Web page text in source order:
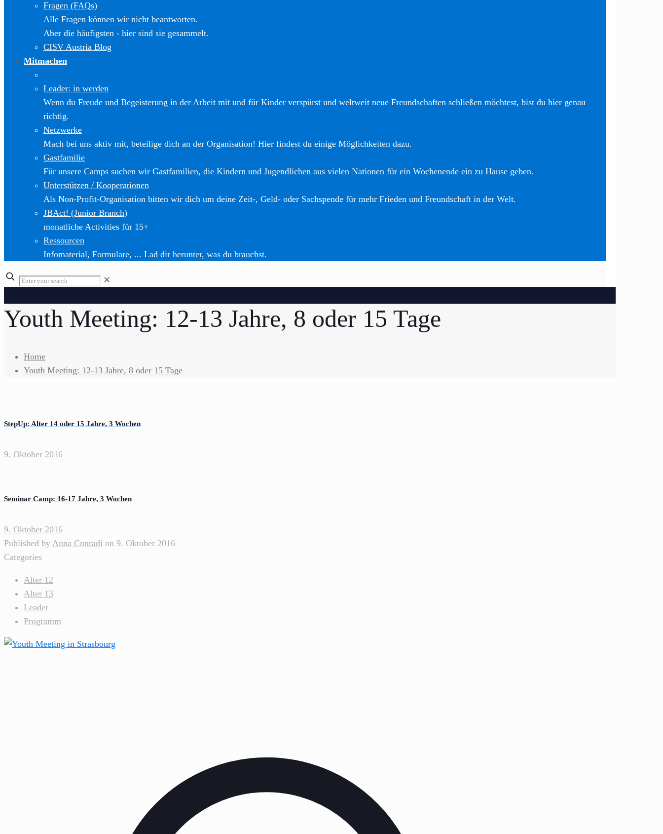
Fragen (FAQs)
Alle Fragen können wir nicht beantworten.
Aber die häufigsten - hier sind sie gesammelt.
CISV Austria Blog
Mitmachen
Leader: in werden
Wenn du Freude und Begeisterung in der Arbeit mit und für Kinder verspürst und weltweit neue Freundschaften schließen möchtest, bist du hier genau
richtig.
Netzwerke
Mach bei uns aktiv mit, beteilige dich an der Organisation! Hier findest du einige Möglichkeiten dazu.
Gastfamilie
Für unsere Camps suchen wir Gastfamilien, die Kindern und Jugendlichen aus vielen Nationen für ein Wochenende ein zu Hause geben.
Unterstützen / Kooperationen
Als Non-Profit-Organisation bitten wir dich um deine Zeit-, Geld- oder Sachspende für mehr Frieden und Freundschaft in der Welt.
JBAct! (Junior Branch)
monatliche Activities für 15+
Ressourcen
Infomaterial, Formulare, ... Lad dir herunter, was du brauchst.
✕
Youth Meeting: 12-13 Jahre, 8 oder 15 Tage
Home
Youth Meeting: 12-13 Jahre, 8 oder 15 Tage
StepUp: Alter 14 oder 15 Jahre, 3 Wochen
9. Oktober 2016
Seminar Camp: 16-17 Jahre, 3 Wochen
9. Oktober 2016
Published by Anna Conradi on 9. Oktober 2016
Categories
Alter 12
Alter 13
Leader
Programm